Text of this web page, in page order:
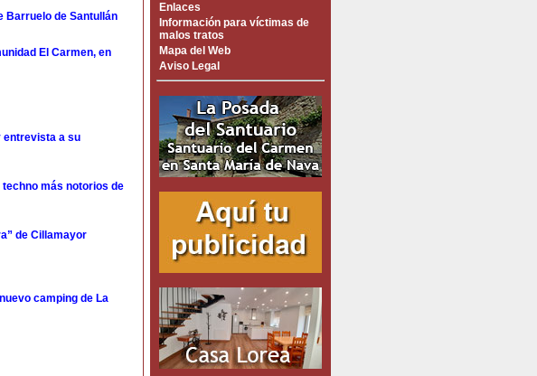
Barruelo de Santullán
El Carmen, en
entrevista a su
techno más notorios de
de Cillamayor
camping de La
Enlaces
Información para víctimas de
malos tratos
Mapa del Web
Aviso Legal